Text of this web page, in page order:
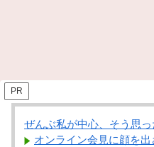
PR
ぜんぶ私が中心、そう思
オンライン会見に顔を